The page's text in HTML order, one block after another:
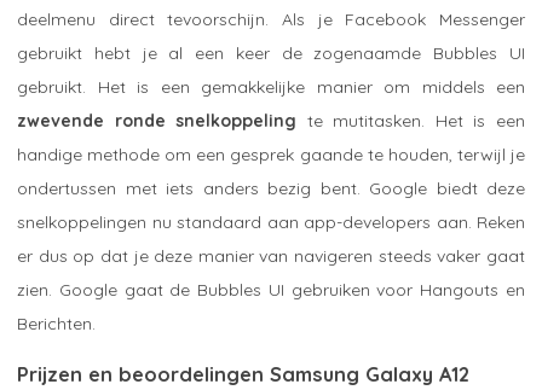
deelmenu direct tevoorschijn. Als je Facebook Messenger
gebruikt hebt je al een keer de zogenaamde Bubbles UI
gebruikt. Het is een gemakkelijke manier om middels een
zwevende ronde snelkoppeling te mutitasken. Het is een
handige methode om een gesprek gaande te houden, terwijl je
ondertussen met iets anders bezig bent. Google biedt deze
snelkoppelingen nu standaard aan app-developers aan. Reken
er dus op dat je deze manier van navigeren steeds vaker gaat
zien. Google gaat de Bubbles UI gebruiken voor Hangouts en
Berichten.
Prijzen en beoordelingen Samsung Galaxy A12